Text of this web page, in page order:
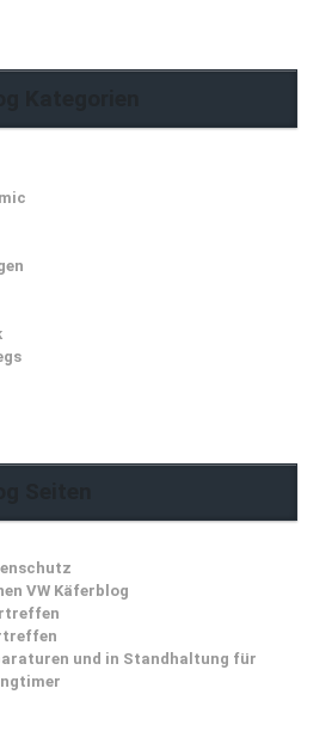
VW Käferblog
und in Standhaltung für